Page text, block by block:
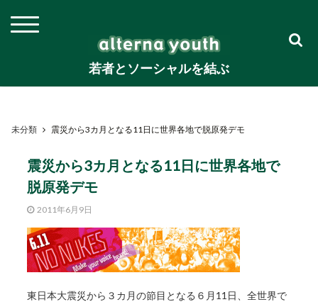
若者とソーシャルを結ぶ
未分類 震災から3カ月となる11日に世界各地で脱原発デモ
震災から3カ月となる11日に世界各地で
脱原発デモ
2011年6月9日
東日本大震災から３カ月の節目となる６月11日、全世界で